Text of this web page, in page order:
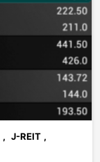
, J-REIT ,